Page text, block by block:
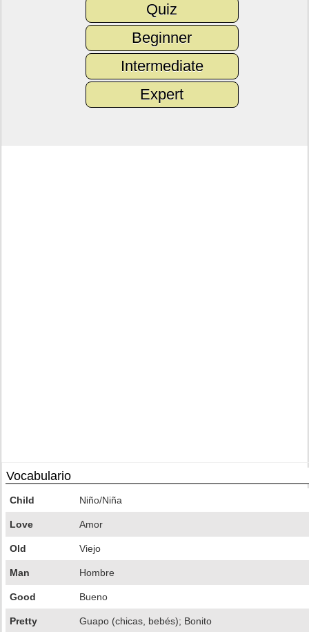
Quiz
Beginner
Intermediate
Expert
Vocabulario
Child Niño/Niña
Love Amor
Old Viejo
Man Hombre
Good Bueno
Pretty Guapo (chicas, bebés); Bonito